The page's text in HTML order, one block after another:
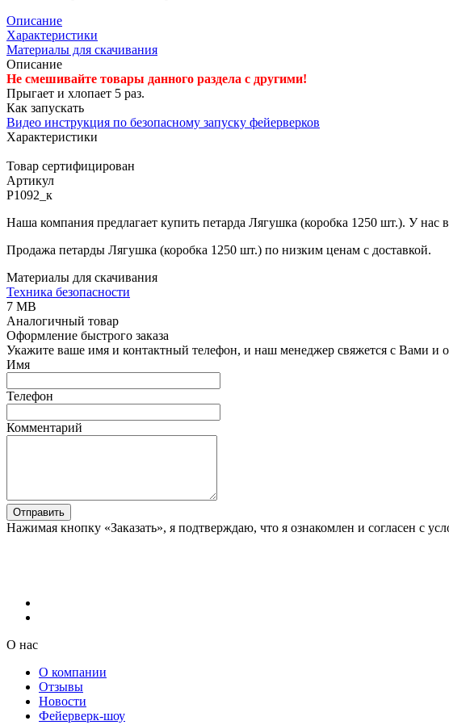
Описание
Характеристики
Материалы для скачивания
Описание
Не смешивайте товары данного раздела с другими!
Прыгает и хлопает 5 раз.
Как запускать
Видео инструкция по безопасному запуску фейерверков
Характеристики
Товар сертифицирован
Артикул
Р1092_к
Наша компания предлагает купить петарда Лягушка (коробка 1250 шт.). У
Продажа петарды Лягушка (коробка 1250 шт.) по низким ценам с доставкой.
Материалы для скачивания
Техника безопасности
7 MB
Аналогичный товар
Оформление быстрого заказа
Укажите ваше имя и контактный телефон, и наш менеджер свяжется с Вами и
Имя
Телефон
Комментарий
Отправить
Нажимая кнопку «Заказать», я подтверждаю, что я ознакомлен и согласен с
О нас
О компании
Отзывы
Новости
Фейерверк-шоу